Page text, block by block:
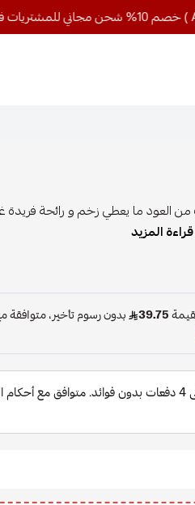
من العود ما يعطي زخم و رائحة
قراءة المزيد